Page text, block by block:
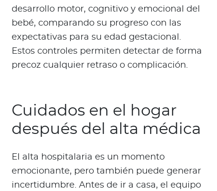
desarrollo motor, cognitivo y emocional del
bebé, comparando su progreso con las
expectativas para su edad gestacional.
Estos controles permiten detectar de forma
precoz cualquier retraso o complicación.
Cuidados en el hogar
después del alta médica
El alta hospitalaria es un momento
emocionante, pero también puede generar
incertidumbre. Antes de ir a casa, el equipo